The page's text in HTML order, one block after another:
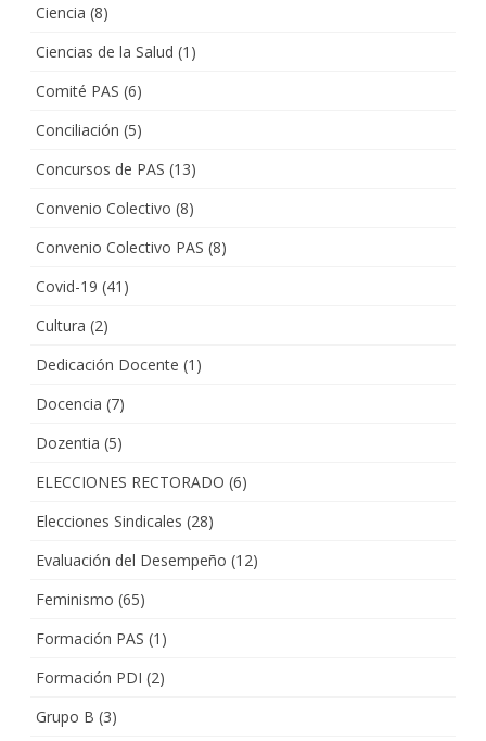
Ciencia (8)
Ciencias de la Salud (1)
Comité PAS (6)
Conciliación (5)
Concursos de PAS (13)
Convenio Colectivo (8)
Convenio Colectivo PAS (8)
Covid-19 (41)
Cultura (2)
Dedicación Docente (1)
Docencia (7)
Dozentia (5)
ELECCIONES RECTORADO (6)
Elecciones Sindicales (28)
Evaluación del Desempeño (12)
Feminismo (65)
Formación PAS (1)
Formación PDI (2)
Grupo B (3)